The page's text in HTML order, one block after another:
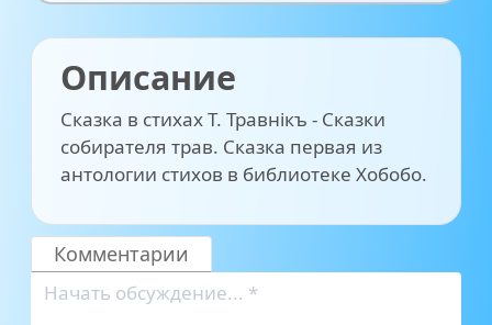
Описание
Сказка в стихах Т. Травнiкъ - Сказки
собирателя трав. Сказка первая из
антологии стихов в библиотеке Хобобо.
Комментарии